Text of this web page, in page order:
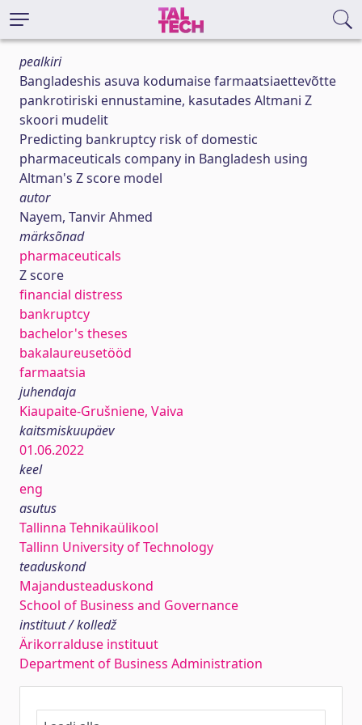
pealkiri
Bangladeshis asuva kodumaise farmaatsiaettevõtte
pankrotiriski ennustamine, kasutades Altmani Z
skoori mudelit
Predicting bankruptcy risk of domestic
pharmaceuticals company in Bangladesh using
Altman's Z score model
autor
Nayem, Tanvir Ahmed
märksõnad
pharmaceuticals
Z score
financial distress
bankruptcy
bachelor's theses
bakalaureusetööd
farmaatsia
juhendaja
Kiaupaite-Grušniene, Vaiva
kaitsmiskuupäev
01.06.2022
keel
eng
asutus
Tallinna Tehnikaülikool
Tallinn University of Technology
teaduskond
Majandusteaduskond
School of Business and Governance
instituut / kolledž
Ärikorralduse instituut
Department of Business Administration